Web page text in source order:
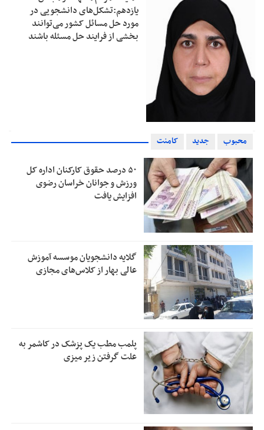
یازدهم:تشکل‌های دانشجویی در
مورد حل مسائل کشور می‌توانند
بخشی از فرایند حل مسئله باشند
محبوب جدید کامنت
۵۰ درصد حقوق کارکنان اداره کل
ورزش و جوانان خراسان رضوی
افزایش یافت
گلایه دانشجویان موسسه آموزش
عالی بهار از کلاس‌های مجازی
پلمب مطب یک پزشک در کاشمر به
علت گرفتن زیر میزی